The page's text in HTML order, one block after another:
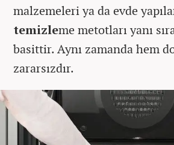
malzemeleri ya da evde
temizleme metotları yanı
basittir. Aynı zamanda hem
zararsızdır.